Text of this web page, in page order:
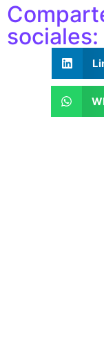
sociales: